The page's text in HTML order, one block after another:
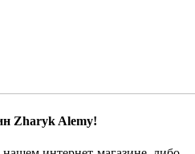
Zharyk Alemy!